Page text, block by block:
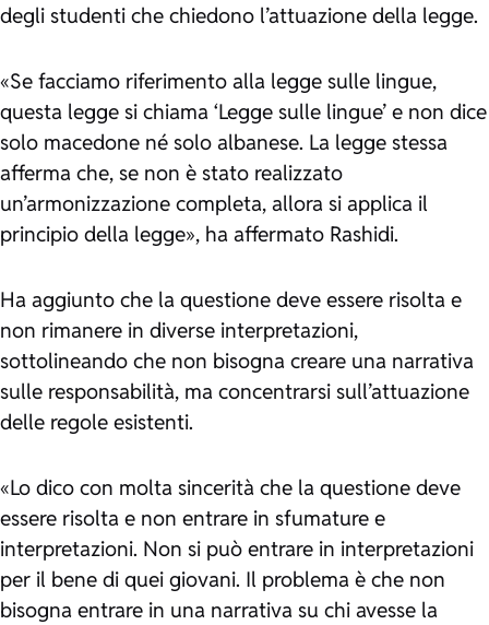
degli studenti che chiedono l’attuazione della legge.
«Se facciamo riferimento alla legge sulle lingue,
questa legge si chiama ‘Legge sulle lingue’ e non dice
solo macedone né solo albanese. La legge stessa
afferma che, se non è stato realizzato
un’armonizzazione completa, allora si applica il
principio della legge», ha affermato Rashidi.
Ha aggiunto che la questione deve essere risolta e
non rimanere in diverse interpretazioni,
sottolineando che non bisogna creare una narrativa
sulle responsabilità, ma concentrarsi sull’attuazione
delle regole esistenti.
«Lo dico con molta sincerità che la questione deve
essere risolta e non entrare in sfumature e
interpretazioni. Non si può entrare in interpretazioni
per il bene di quei giovani. Il problema è che non
bisogna entrare in una narrativa su chi avesse la